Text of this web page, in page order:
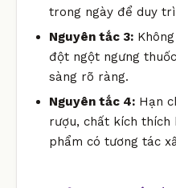
trong ngày để duy
Nguyên tắc 3:
đột ngột ngưng
sàng rõ ràng.
Nguyên tắc 4: Hạn
rượu, chất kích thích
phẩm có tương tác